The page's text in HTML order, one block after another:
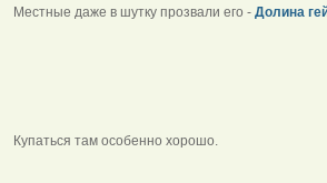
Местные даже в шутку прозвали его - Долина
Купаться там особенно хорошо.